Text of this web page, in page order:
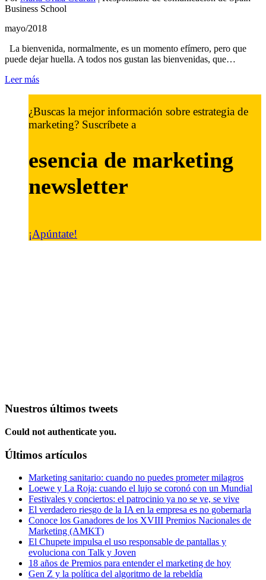
Business School
mayo/2018
La bienvenida, normalmente, es un momento efímero, pero que
puede dejar huella. A todos nos gustan las bienvenidas, que…
Leer más
¿Buscas la mejor información sobre estrategia de
marketing? Suscríbete a
esencia de marketing
newsletter
¡Apúntate!
Nuestros últimos tweets
Could not authenticate you.
Últimos artículos
Marketing sanitario: cuando no puedes prometer milagros
Loewe y La Roja: cuando el lujo se coronó con un Mundial
Festivales y conciertos: el patrocinio ya no se ve, se vive
El verdadero riesgo de la IA en la empresa es no gobernarla
Conoce los Ganadores de los XVIII Premios Nacionales de
Marketing (AMKT)
El Chupete impulsa el uso responsable de pantallas y
evoluciona con Talk y Joven
18 años de Premios para entender el marketing de hoy
Gen Z y la política del algoritmo de la rebeldía